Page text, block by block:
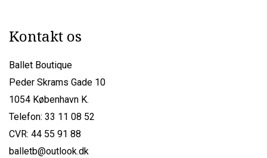
Kontakt os
Ballet Boutique
Peder Skrams Gade 10
1054 København K.
Telefon: 33 11 08 52
CVR: 44 55 91 88
balletb@outlook.dk